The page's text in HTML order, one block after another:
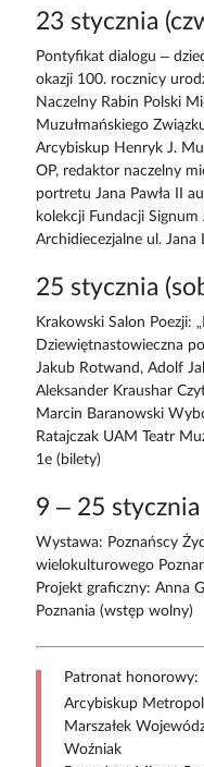
23 stycznia
Pontyfikat dialogu –
okazji 100. rocznicy
Naczelny Rabin Polski
Muzułmańskiego
Arcybiskup Henryk J.
OP, redaktor naczelny
portretu Jana Pawła II
kolekcji Fundacji
Archidiecezjalne ul.
25 stycznia
Krakowski Salon Poezji:
Dziewiętnastowieczna
Jakub Rotwand, Adolf
Aleksander Kraushar
Marcin Baranowski
Ratajczak UAM Teatr
1e (bilety)
9 – 25 stycznia
Wystawa: Poznańscy
wielokulturowego
Projekt graficzny: Anna
Poznania (wstęp wolny)
Patronat honorowy:
Arcybiskup
Marszałek
Woźniak